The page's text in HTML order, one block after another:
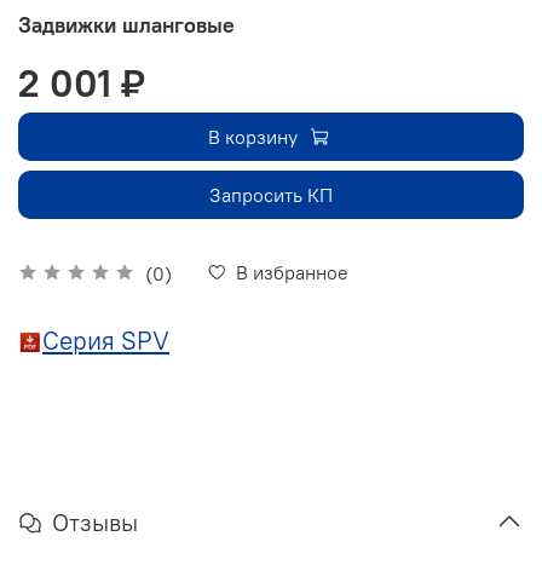
Задвижки шланговые
(0) В избранное
2 001 ₽
В корзину
Запросить КП
Серия SPV
Отзывы